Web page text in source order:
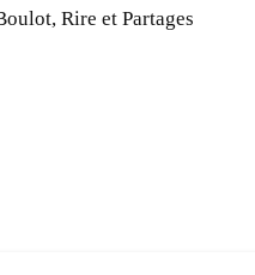
Rire et Partages